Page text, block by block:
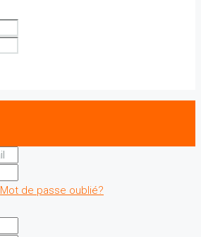
Mot de passe oublié?